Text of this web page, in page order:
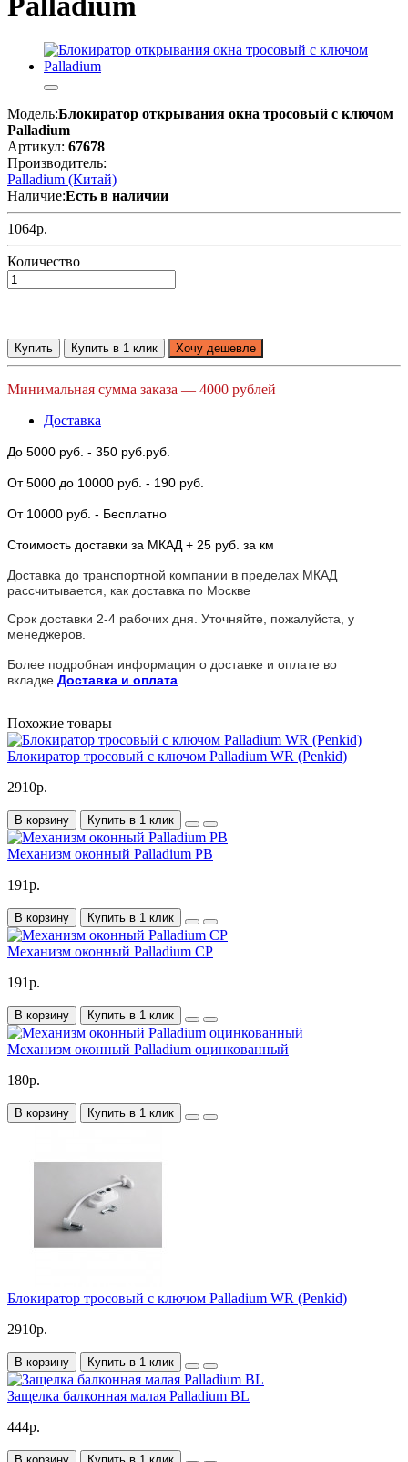
Модель:Блокиратор открывания окна тросовый с ключом
Palladium
Артикул: 67678
Производитель:
Palladium (Китай)
Наличие:Есть в наличии
1064р.
Количество
Купить Купить в 1 клик Хочу дешевле
Минимальная сумма заказа — 4000 рублей
Доставка
До 5000 руб. - 350 руб.руб.
От 5000 до 10000 руб. - 190 руб.
От 10000 руб. - Бесплатно
Стоимость доставки за МКАД + 25 руб. за км
Доставка до транспортной компании в пределах МКАД
рассчитывается, как доставка по Москве
Срок доставки 2-4 рабочих дня. Уточняйте, пожалуйста, у
менеджеров.
Более подробная информация о доставке и оплате во
вкладке Доставка и оплата
Похожие товары
Блокиратор тросовый с ключом Palladium WR (Penkid)
2910р.
В корзину Купить в 1 клик
Механизм оконный Palladium PB
191р.
В корзину Купить в 1 клик
Механизм оконный Palladium CP
191р.
В корзину Купить в 1 клик
Механизм оконный Palladium оцинкованный
180р.
В корзину Купить в 1 клик
Блокиратор тросовый с ключом Palladium WR (Penkid)
2910р.
В корзину Купить в 1 клик
Защелка балконная малая Palladium BL
444р.